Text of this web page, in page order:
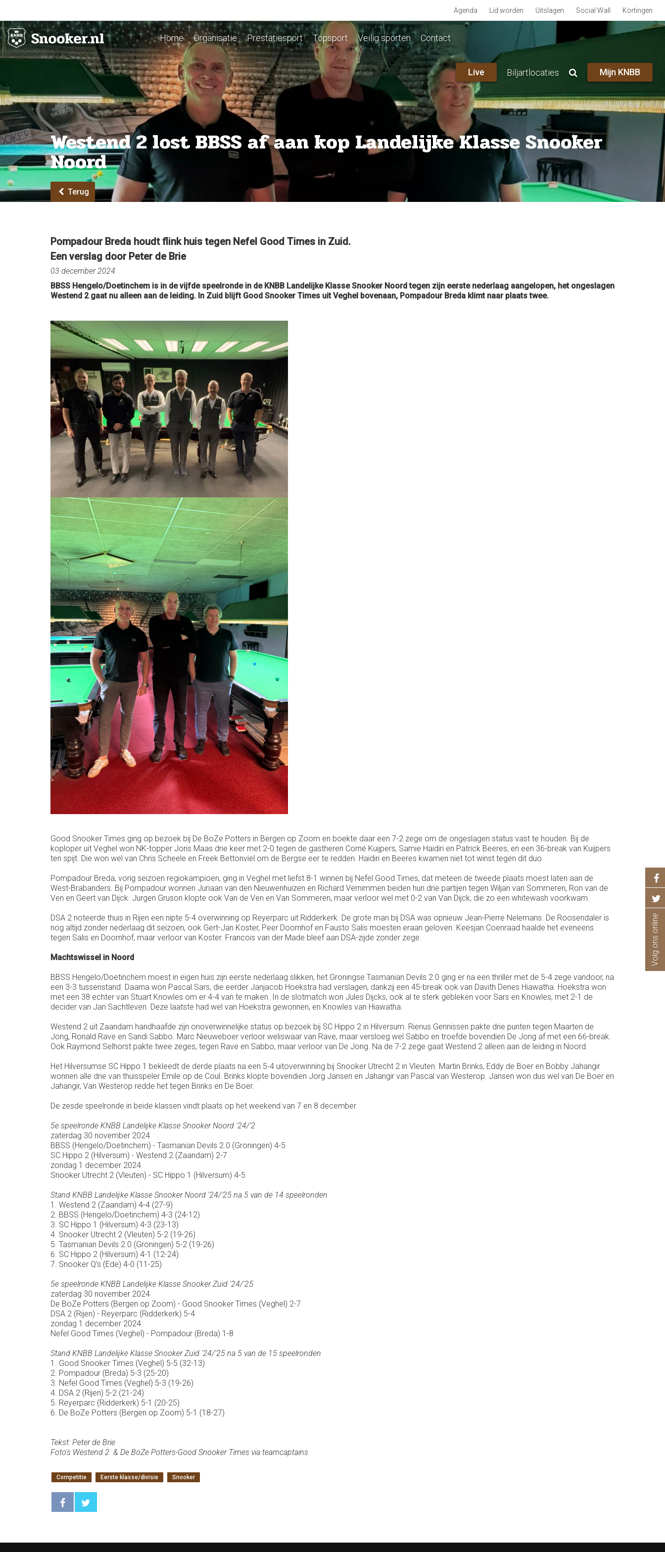
Agenda Lid worden Uitslagen Social Wall Kortingen
Home Organisatie Prestatiesport Topsport Veilig sporten Contact
Live Biljartlocaties Mijn KNBB
Westend 2 lost BBSS af aan kop Landelijke Klasse Snooker
Noord
Terug
Pompadour Breda houdt flink huis tegen Nefel Good Times in Zuid.
Een verslag door Peter de Brie
03 december 2024
BBSS Hengelo/Doetinchem is in de vijfde speelronde in de KNBB Landelijke Klasse Snooker Noord tegen zijn eerste nederlaag aangelopen, het ongeslagen
Westend 2 gaat nu alleen aan de leiding. In Zuid blijft Good Snooker Times uit Veghel bovenaan, Pompadour Breda klimt naar plaats twee.
Good Snooker Times ging op bezoek bij De BoZe Potters in Bergen op Zoom en boekte daar een 7-2 zege om de ongeslagen status vast te houden. Bij de
koploper uit Veghel won NK-topper Joris Maas drie keer met 2-0 tegen de gastheren Corné Kuijpers, Samie Haidiri en Patrick Beeres, en een 36-break van Kuijpers
ten spijt. Die won wel van Chris Scheele en Freek Bettonviel om de Bergse eer te redden. Haidiri en Beeres kwamen niet tot winst tegen dit duo.
Pompadour Breda, vorig seizoen regiokampioen, ging in Veghel met liefst 8-1 winnen bij Nefel Good Times, dat meteen de tweede plaats moest laten aan de
West-Brabanders. Bij Pompadour wonnen Juriaan van den Nieuwenhuizen en Richard Vernimmen beiden hun drie partijen tegen Wiljan van Sommeren, Ron van de
Ven en Geert van Dijck. Jurgen Gruson klopte ook Van de Ven en Van Sommeren, maar verloor wel met 0-2 van Van Dijck, die zo een whitewash voorkwam.
DSA 2 noteerde thuis in Rijen een nipte 5-4 overwinning op Reyerparc uit Ridderkerk. De grote man bij DSA was opnieuw Jean-Pierre Nelemans. De Roosendaler is
nog altijd zonder nederlaag dit seizoen, ook Gert-Jan Koster, Peer Doornhof en Fausto Salis moesten eraan geloven. Keesjan Coenraad haalde het eveneens
tegen Salis en Doornhof, maar verloor van Koster. Francois van der Made bleef aan DSA-zijde zonder zege.
Machtswissel in Noord
BBSS Hengelo/Doetinchem moest in eigen huis zijn eerste nederlaag slikken, het Groningse Tasmanian Devils 2.0 ging er na een thriller met de 5-4 zege vandoor, na
een 3-3 tussenstand. Daarna won Pascal Sars, die eerder Janjacob Hoekstra had verslagen, dankzij een 45-break ook van Davith Denes Hiawatha. Hoekstra won
met een 38 echter van Stuart Knowles om er 4-4 van te maken. In de slotmatch won Jules Dijcks, ook al te sterk gebleken voor Sars en Knowles, met 2-1 de
decider van Jan Sachtleven. Deze laatste had wel van Hoekstra gewonnen, en Knowles van Hiawatha.
Westend 2 uit Zaandam handhaafde zijn onoverwinnelijke status op bezoek bij SC Hippo 2 in Hilversum. Rienus Gennissen pakte drie punten tegen Maarten de
Jong, Ronald Rave en Sandi Sabbo. Marc Nieuweboer verloor weliswaar van Rave, maar versloeg wel Sabbo en troefde bovendien De Jong af met een 66-break.
Ook Raymond Selhorst pakte twee zeges, tegen Rave en Sabbo, maar verloor van De Jong. Na de 7-2 zege gaat Westend 2 alleen aan de leiding in Noord.
Het Hilversumse SC Hippo 1 bekleedt de derde plaats na een 5-4 uitoverwinning bij Snooker Utrecht 2 in Vleuten. Martin Brinks, Eddy de Boer en Bobby Jahangir
wonnen alle drie van thuisspeler Emile op de Coul. Brinks klopte bovendien Jorg Jansen en Jahangir van Pascal van Westerop. Jansen won dus wel van De Boer en
Jahangir, Van Westerop redde het tegen Brinks en De Boer.
De zesde speelronde in beide klassen vindt plaats op het weekend van 7 en 8 december.
5e speelronde KNBB Landelijke Klasse Snooker Noord '24/'2
zaterdag 30 november 2024
BBSS (Hengelo/Doetinchem) - Tasmanian Devils 2.0 (Groningen) 4-5
SC Hippo 2 (Hilversum) - Westend 2 (Zaandam) 2-7
zondag 1 december 2024
Snooker Utrecht 2 (Vleuten) - SC Hippo 1 (Hilversum) 4-5
Stand KNBB Landelijke Klasse Snooker Noord '24/'25 na 5 van de 14 speelronden
1. Westend 2 (Zaandam) 4-4 (27-9)
2. BBSS (Hengelo/Doetinchem) 4-3 (24-12)
3. SC Hippo 1 (Hilversum) 4-3 (23-13)
4. Snooker Utrecht 2 (Vleuten) 5-2 (19-26)
5. Tasmanian Devils 2.0 (Groningen) 5-2 (19-26)
6. SC Hippo 2 (Hilversum) 4-1 (12-24)
7. Snooker Q's (Ede) 4-0 (11-25)
5e speelronde KNBB Landelijke Klasse Snooker Zuid '24/'25
zaterdag 30 november 2024
De BoZe Potters (Bergen op Zoom) - Good Snooker Times (Veghel) 2-7
DSA 2 (Rijen) - Reyerparc (Ridderkerk) 5-4
zondag 1 december 2024
Nefel Good Times (Veghel) - Pompadour (Breda) 1-8
Stand KNBB Landelijke Klasse Snooker Zuid '24/'25 na 5 van de 15 speelronden
1. Good Snooker Times (Veghel) 5-5 (32-13)
2. Pompadour (Breda) 5-3 (25-20)
3. Nefel Good Times (Veghel) 5-3 (19-26)
4. DSA 2 (Rijen) 5-2 (21-24)
5. Reyerparc (Ridderkerk) 5-1 (20-25)
6. De BoZe Potters (Bergen op Zoom) 5-1 (18-27)
Tekst: Peter de Brie
Foto's Westend 2 & De BoZe Potters-Good Snooker Times via teamcaptains
Competitie Eerste klasse/divisie Snooker
Volg ons online